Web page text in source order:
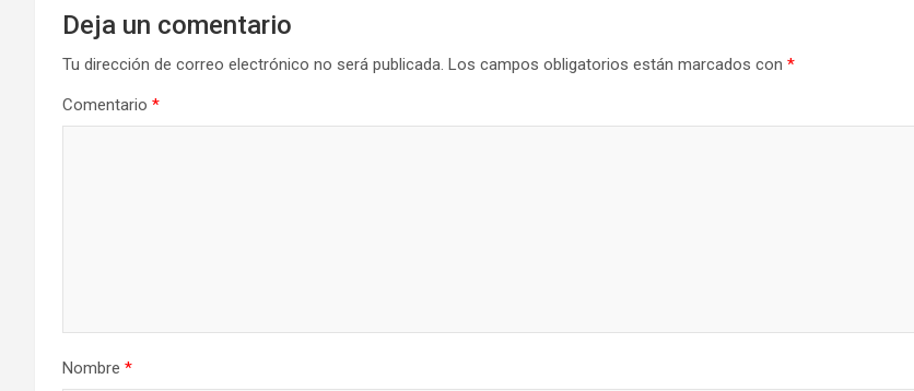
Deja un comentario
Tu dirección de correo electrónico no será publicada. Los campos obligatorios están marcados con *
Comentario *
Nombre *